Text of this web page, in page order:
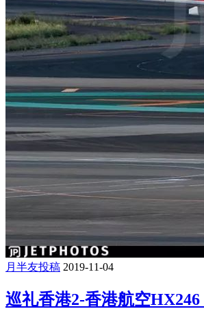
月半友投稿 2019-11-04
巡礼香港2-香港航空